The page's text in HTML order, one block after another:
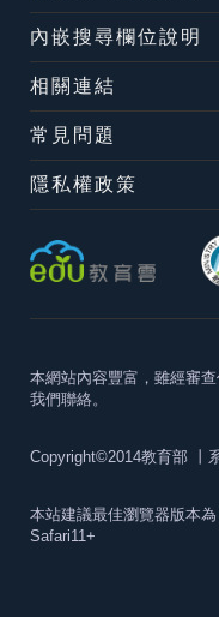
內嵌搜尋欄位說明
相關連結
常見問題
隱私權政策
本網站內容豐富，雖經審
我們聯絡。
Copyright©2014教育部 丨
本站建議最佳瀏覽器版本為
Safari11+